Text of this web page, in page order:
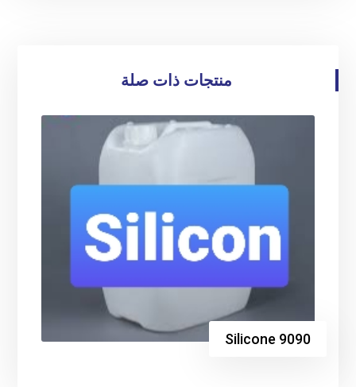
منتجات ذات صلة
Silicone 9090